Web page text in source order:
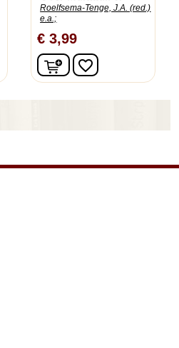
Roelfsema-Tenge, J.A. (red.)
e.a.;
€ 3,99
In winkelwagen
favorite_border